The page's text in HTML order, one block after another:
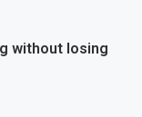
without losing